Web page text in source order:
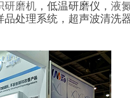
研磨机 ，低温研磨仪， 液
品处理系统，超声波清洗